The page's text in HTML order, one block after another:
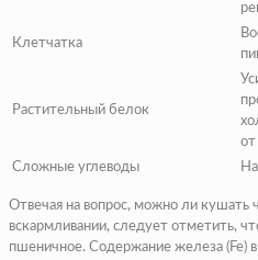
Клетчатка
Растительный белок
Сложные углеводы
Отвечая на вопрос, можно ли кушать
вскармливании, следует отметить,
пшеничное. Содержание железа (Fe)